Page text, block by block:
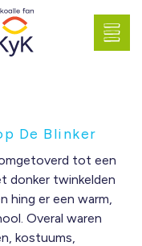
De Blinker
tot een
donker twinkelden
hing er een warm,
Overal waren
kostuums,